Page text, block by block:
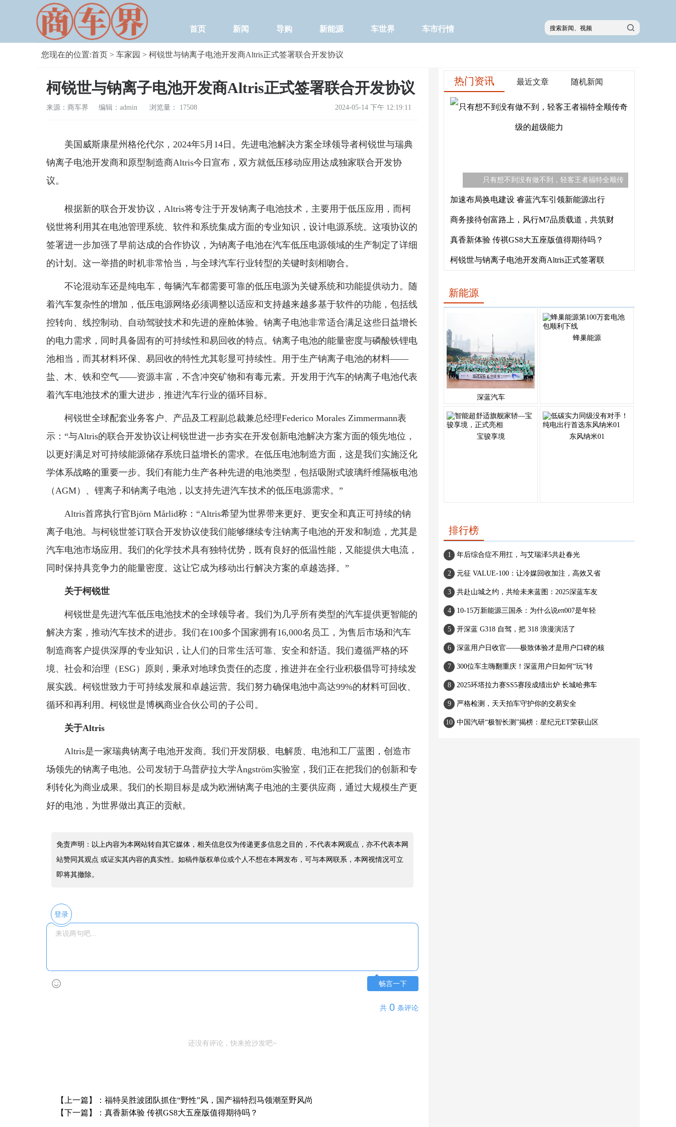
首页 新闻 导购 新能源 车世界 车市行情
您现在的位置:首页 > 车家园 > 柯锐世与钠离子电池开发商Altris正式签署联合开发协议
柯锐世与钠离子电池开发商Altris正式签署联合开发协议
来源：商车界 编辑：admin 2024-05-14 下午 12:19:11
浏览量： 17508
美国威斯康星州格伦代尔，2024年5月14日。先进电池解决方案全球领导者柯锐世与瑞典
钠离子电池开发商和原型制造商Altris今日宣布，双方就低压移动应用达成独家联合开发协
议。
根据新的联合开发协议，Altris将专注于开发钠离子电池技术，主要用于低压应用，而柯
锐世将利用其在电池管理系统、软件和系统集成方面的专业知识，设计电源系统。这项协议的
签署进一步加强了早前达成的合作协议，为钠离子电池在汽车低压电源领域的生产制定了详细
的计划。这一举措的时机非常恰当，与全球汽车行业转型的关键时刻相吻合。
不论混动车还是纯电车，每辆汽车都需要可靠的低压电源为关键系统和功能提供动力。随
着汽车复杂性的增加，低压电源网络必须调整以适应和支持越来越多基于软件的功能，包括线
控转向、线控制动、自动驾驶技术和先进的座舱体验。钠离子电池非常适合满足这些日益增长
的电力需求，同时具备固有的可持续性和易回收的特点。钠离子电池的能量密度与磷酸铁锂电
池相当，而其材料环保、易回收的特性尤其彰显可持续性。用于生产钠离子电池的材料——
盐、木、铁和空气——资源丰富，不含冲突矿物和有毒元素。开发用于汽车的钠离子电池代表
着汽车电池技术的重大进步，推进汽车行业的循环目标。
柯锐世全球配套业务客户、产品及工程副总裁兼总经理Federico Morales Zimmermann表
示：“与Altris的联合开发协议让柯锐世进一步夯实在开发创新电池解决方案方面的领先地位，
以更好满足对可持续能源储存系统日益增长的需求。在低压电池制造方面，这是我们实施泛化
学体系战略的重要一步。我们有能力生产各种先进的电池类型，包括吸附式玻璃纤维隔板电池
（AGM）、锂离子和钠离子电池，以支持先进汽车技术的低压电源需求。”
Altris首席执行官Björn Mårlid称：“Altris希望为世界带来更好、更安全和真正可持续的钠
离子电池。与柯锐世签订联合开发协议使我们能够继续专注钠离子电池的开发和制造，尤其是
汽车电池市场应用。我们的化学技术具有独特优势，既有良好的低温性能，又能提供大电流，
同时保持具竞争力的能量密度。这让它成为移动出行解决方案的卓越选择。”
关于柯锐世
柯锐世是先进汽车低压电池技术的全球领导者。我们为几乎所有类型的汽车提供更智能的
解决方案，推动汽车技术的进步。我们在100多个国家拥有16,000名员工，为售后市场和汽车
制造商客户提供深厚的专业知识，让人们的日常生活可靠、安全和舒适。我们遵循严格的环
境、社会和治理（ESG）原则，秉承对地球负责任的态度，推进并在全行业积极倡导可持续发
展实践。柯锐世致力于可持续发展和卓越运营。我们努力确保电池中高达99%的材料可回收、
循环和再利用。柯锐世是博枫商业合伙公司的子公司。
关于Altris
Altris是一家瑞典钠离子电池开发商。我们开发阴极、电解质、电池和工厂蓝图，创造市
场领先的钠离子电池。公司发轫于乌普萨拉大学Ångström实验室，我们正在把我们的创新和专
利转化为商业成果。我们的长期目标是成为欧洲钠离子电池的主要供应商，通过大规模生产更
好的电池，为世界做出真正的贡献。
免责声明：以上内容为本网站转自其它媒体，相关信息仅为传递更多信息之目的，不代表本网观点，亦不代表本网
站赞同其观点 或证实其内容的真实性。如稿件版权单位或个人不想在本网发布，可与本网联系，本网视情况可立
即将其撤除。
登录
畅言一下
共 0 条评论
还没有评论，快来抢沙发吧~
【上一篇】： 福特吴胜波团队抓住“野性”风，国产福特烈马领潮至野风尚
【下一篇】： 真香新体验 传祺GS8大五座版值得期待吗？
热门资讯 最近文章 随机新闻
只有想不到没有做不到，轻客王者福特全顺传
加速布局换电建设 睿蓝汽车引领新能源出行
商务接待创富路上，风行M7品质载道，共筑财
真香新体验 传祺GS8大五座版值得期待吗？
柯锐世与钠离子电池开发商Altris正式签署联
新能源
深蓝汽车
蜂巢能源
宝骏享境 东风纳米01
排行榜
年后综合症不用扛，与艾瑞泽5共赴春光
元征 VALUE-100：让冷媒回收加注，高效又省
共赴山城之约，共绘未来蓝图：2025深蓝车友
10-15万新能源三国杀：为什么说eπ007是年轻
开深蓝 G318 自驾，把 318 浪漫演活了
深蓝用户日收官——极致体验才是用户口碑的核
300位车主嗨翻重庆！深蓝用户日如何“玩”转
2025环塔拉力赛SS5赛段成绩出炉 长城哈弗车
严格检测，天天拍车守护你的交易安全
中国汽研“极智长测”揭榜：星纪元ET荣获山区